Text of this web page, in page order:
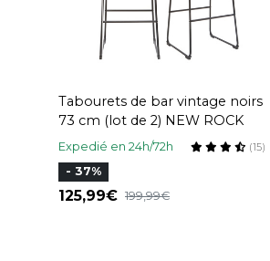
Tabourets de bar vintage noirs
73 cm (lot de 2) NEW ROCK
Expedié en 24h/72h (15)
- 37%
125,99 199,99